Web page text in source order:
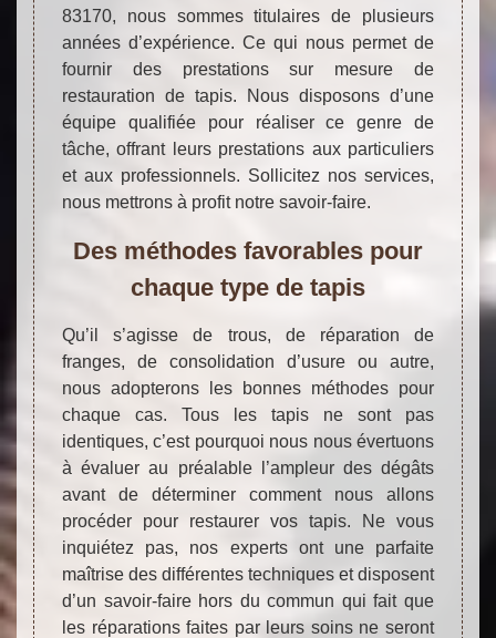
83170, nous sommes titulaires de plusieurs
années d’expérience. Ce qui nous permet de
fournir des prestations sur mesure de
restauration de tapis. Nous disposons d’une
équipe qualifiée pour réaliser ce genre de
tâche, offrant leurs prestations aux particuliers
et aux professionnels. Sollicitez nos services,
nous mettrons à profit notre savoir-faire.
Des méthodes favorables pour
chaque type de tapis
Qu’il s’agisse de trous, de réparation de
franges, de consolidation d’usure ou autre,
nous adopterons les bonnes méthodes pour
chaque cas. Tous les tapis ne sont pas
identiques, c’est pourquoi nous nous évertuons
à évaluer au préalable l’ampleur des dégâts
avant de déterminer comment nous allons
procéder pour restaurer vos tapis. Ne vous
inquiétez pas, nos experts ont une parfaite
maîtrise des différentes techniques et disposent
d’un savoir-faire hors du commun qui fait que
les réparations faites par leurs soins ne seront